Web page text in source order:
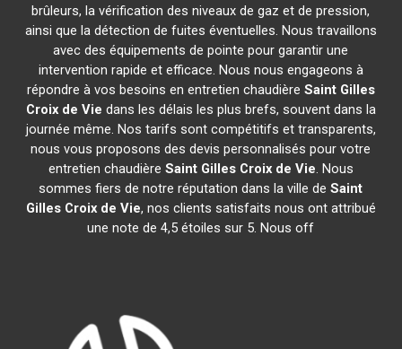
brûleurs, la vérification des niveaux de gaz et de pression,
ainsi que la détection de fuites éventuelles. Nous travaillons
avec des équipements de pointe pour garantir une
intervention rapide et efficace. Nous nous engageons à
répondre à vos besoins en entretien chaudière Saint Gilles
Croix de Vie dans les délais les plus brefs, souvent dans la
journée même. Nos tarifs sont compétitifs et transparents,
nous vous proposons des devis personnalisés pour votre
entretien chaudière Saint Gilles Croix de Vie. Nous
sommes fiers de notre réputation dans la ville deSaint
Gilles Croix de Vie, nos clients satisfaits nous ont attribué
une note de 4,5 étoiles sur 5. Nous off